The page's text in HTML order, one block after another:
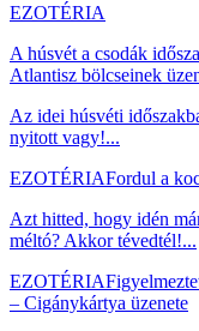
EZOTÉRIA
A húsvét a csodák
Atlantisz bölcseinek
Az idei húsvéti
nyitott vagy!...
EZOTÉRIAFordul a
Azt hitted, hogy idén
méltó? Akkor tévedtél!...
EZOTÉRIA
– Cigánykártya üzenete